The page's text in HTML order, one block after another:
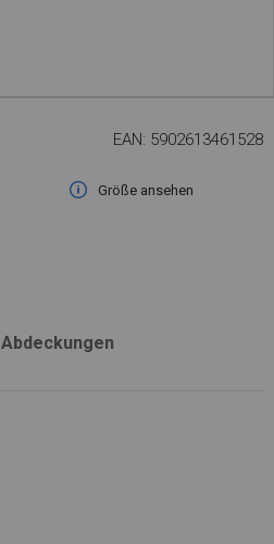
EAN: 5902613461528
Größe ansehen
Abdeckungen